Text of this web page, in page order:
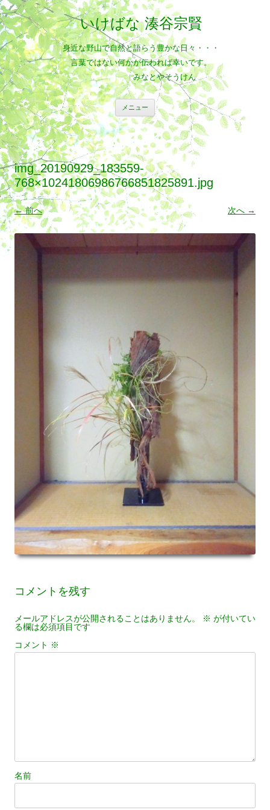
いけばな 湊谷宗賢
身近な野山で自然と語らう豊かな日々・・・
言葉ではない何かが伝われば幸いです。
みなとやそうけん
メニュー
コ
ン
テ
ン
ツ
へ
ス
キ
ッ
プ
img_20190929_183559-
768×10241806986766851825891.jpg
← 前へ 次へ →
コメントを残す
メールアドレスが公開されることはありません。 ※ が付いてい
る欄は必須項目です
コメント ※
名前